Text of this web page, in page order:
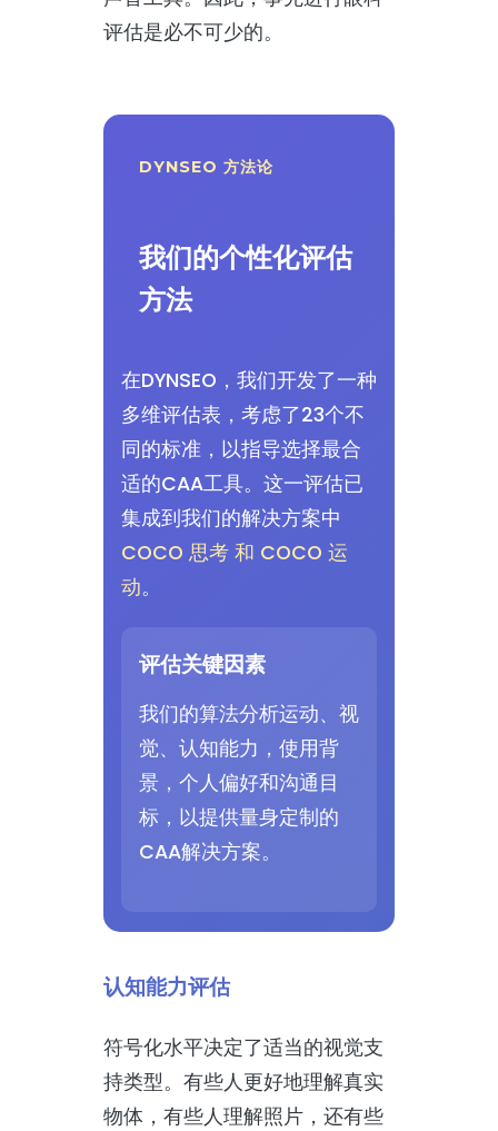
评估是必不可少的。
DYNSEO 方法论
我们的个性化评估
方法
在DYNSEO，我们开发了一种
多维评估表，考虑了23个不
同的标准，以指导选择最合
适的CAA工具。这一评估已
集成到我们的解决方案中
COCO 思考 和 COCO 运
动。
评估关键因素
我们的算法分析运动、视
觉、认知能力，使用背
景，个人偏好和沟通目
标，以提供量身定制的
CAA解决方案。
认知能力评估
符号化水平决定了适当的视觉支
持类型。有些人更好地理解真实
物体，有些人理解照片，还有些